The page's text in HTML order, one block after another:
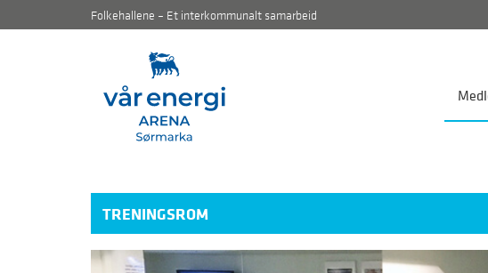
Folkehallene – Et interkommunalt samarbeid
TRENINGSROM